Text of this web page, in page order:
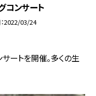
コンサート
2022/03/24
ートを開催。多くの生